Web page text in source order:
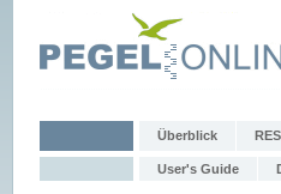
Überblick
User's Guide